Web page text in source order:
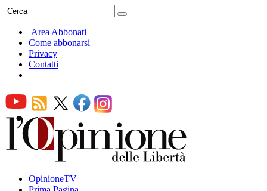
Area Abbonati
Come abbonarsi
Privacy
Contatti
OpinioneTV